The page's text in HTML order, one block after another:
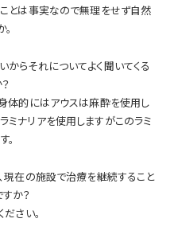
とは事実なので無理をせず自然
らそれについてよく聞いてくる
体的にはアウスは麻酔を使用し
ミナリアを使用しますがこのラミ
。
在の施設で治療を継続すること
か？
さい。